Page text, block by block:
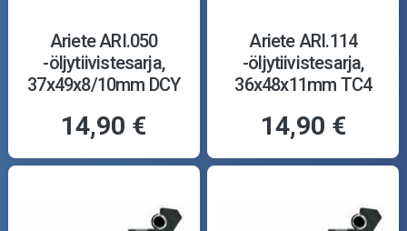
Ariete ARI.050
-öljytiivistesarja,
37x49x8/10mm DCY
14,90 €
Ariete ARI.114
-öljytiivistesarja,
36x48x11mm TC4
14,90 €